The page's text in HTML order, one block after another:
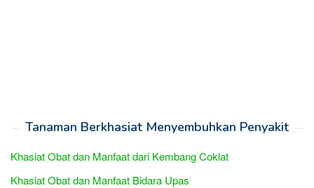
Tanaman Berkhasiat Menyembuhkan Penyakit
Khasiat Obat dan Manfaat dari Kembang Coklat
Khasiat Obat dan Manfaat Bidara Upas